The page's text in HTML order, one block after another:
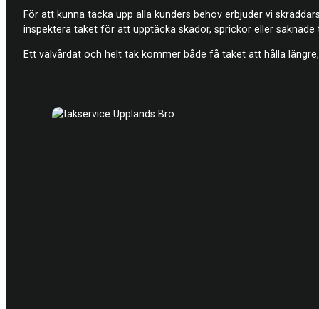
För att kunna täcka upp alla kunders behov erbjuder vi
inspektera taket för att upptäcka skador, sprickor eller
Ett välvårdat och helt tak kommer både få taket att hålla